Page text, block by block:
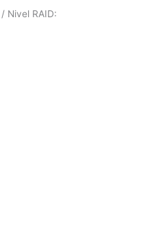
Nivel RAID: